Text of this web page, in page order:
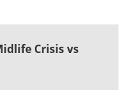
Crisis vs